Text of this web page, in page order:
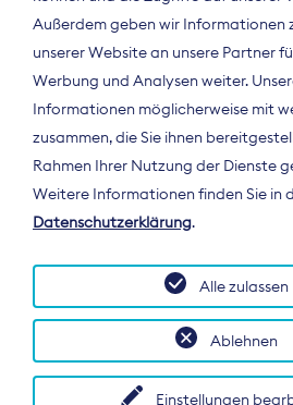
Der Bundesverband
Zeitungsverleger (BDZV) vertritt
Spitzenorganisation die
Deutschland und auf EU-Ebene.
Außerdem geben wir Informationen
unserer Website an unsere Partner
Werbung und Analysen weiter.
Informationen möglicherweise mit
zusammen, die Sie ihnen
Rahmen Ihrer Nutzung der Dienste
Weitere Informationen finden Sie in
Datenschutzerklärung.
Einstellungen
Ablehnen
Alle zulassen